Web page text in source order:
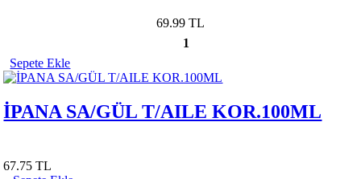
69.99 TL
1
Sepete Ekle
İPANA SA/GÜL T/AILE KOR.100ML
67.75 TL